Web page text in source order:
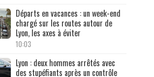
Départs en vacances : un week-end
chargé sur les routes autour de
Lyon, les axes à éviter
10:03
Lyon : deux hommes arrêtés avec
des stupéfiants après un contrôle